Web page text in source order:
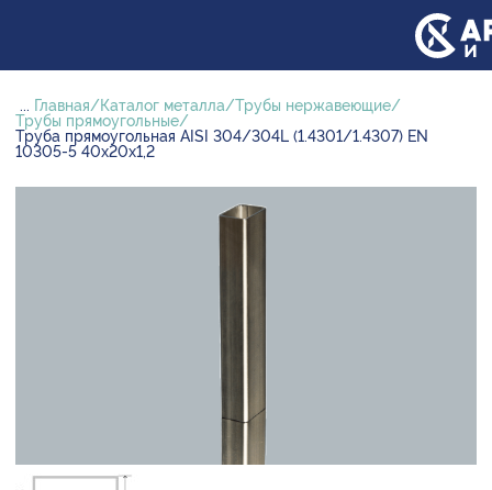
... Главная Каталог металла
Трубы нержавеющие
Трубы прямоугольные
Труба прямоугольная AISI 304/304L (1.4301/1.4307) EN
10305-5 40х20х1,2